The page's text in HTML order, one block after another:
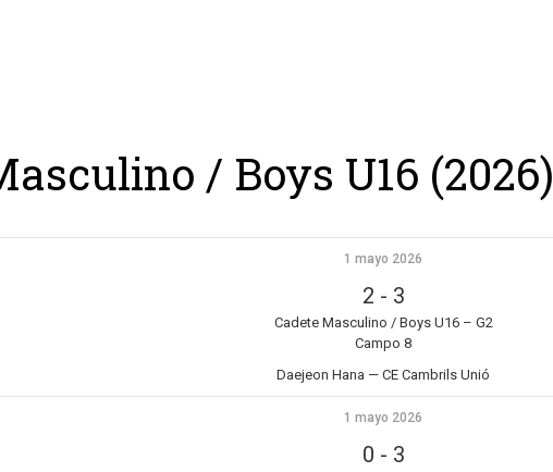
/ Boys U16 (2026)
1 mayo 2026
2 - 3
Cadete Masculino / Boys U16 – G2
Campo 8
Daejeon Hana — CE Cambrils Unió
1 mayo 2026
0 - 3